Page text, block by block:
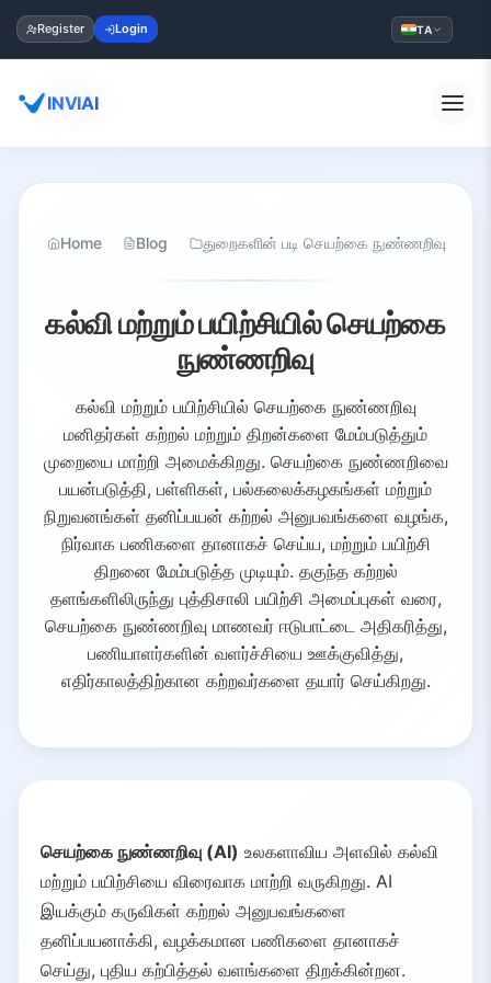
Register Login TA
INVIAI
Home Blog துறைகளின் படி செயற்கை நுண்ணறிவு
கல்வி மற்றும் பயிற்சியில் செயற்கை
நுண்ணறிவு
கல்வி மற்றும் பயிற்சியில் செயற்கை நுண்ணறிவு
மனிதர்கள் கற்றல் மற்றும் திறன்களை மேம்படுத்தும்
முறையை மாற்றி அமைக்கிறது. செயற்கை நுண்ணறிவை
பயன்படுத்தி, பள்ளிகள், பல்கலைக்கழகங்கள் மற்றும்
நிறுவனங்கள் தனிப்பயன் கற்றல் அனுபவங்களை வழங்க,
நிர்வாக பணிகளை தானாகச் செய்ய, மற்றும் பயிற்சி
திறனை மேம்படுத்த முடியும். தகுந்த கற்றல்
தளங்களிலிருந்து புத்திசாலி பயிற்சி அமைப்புகள் வரை,
செயற்கை நுண்ணறிவு மாணவர் ஈடுபாட்டை அதிகரித்து,
பணியாளர்களின் வளர்ச்சியை ஊக்குவித்து,
எதிர்காலத்திற்கான கற்றவர்களை தயார் செய்கிறது.
செயற்கை நுண்ணறிவு (AI) உலகளாவிய அளவில் கல்வி
மற்றும் பயிற்சியை விரைவாக மாற்றி வருகிறது. AI
இயக்கும் கருவிகள் கற்றல் அனுபவங்களை
தனிப்பயனாக்கி, வழக்கமான பணிகளை தானாகச்
செய்து, புதிய கற்பித்தல் வளங்களை திறக்கின்றன.